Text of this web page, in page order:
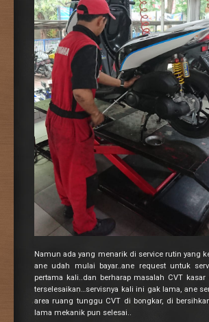
Namun ada yang menarik di service rutin yang
ane udah mulai bayar..ane request untuk
pertama kali..dan berharap masalah CVT
terselesaikan…servisnya kali ini gak lama, ane
area ruang tunggu CVT di bongkar, di
lama mekanik pun selesai..